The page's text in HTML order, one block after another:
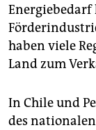
Energiebedarf
haben viele
Land zum
In Chile und
des